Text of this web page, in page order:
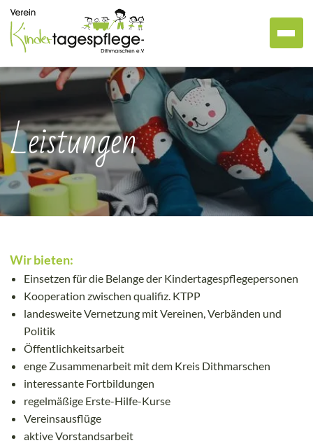
Leistungen
Wir bieten:
Einsetzen für die Belange der Kindertagespflegepersonen
Kooperation zwischen qualifiz. KTPP
landesweite Vernetzung mit Vereinen, Verbänden und
Politik
Öffentlichkeitsarbeit
enge Zusammenarbeit mit dem Kreis Dithmarschen
interessante Fortbildungen
regelmäßige Erste-Hilfe-Kurse
Vereinsausflüge
aktive Vorstandsarbeit